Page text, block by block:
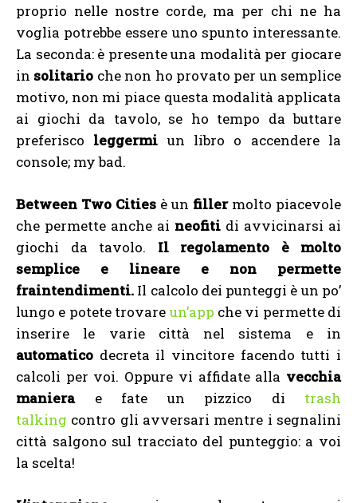
proprio nelle nostre corde, ma per chi ne ha
voglia potrebbe essere uno spunto interessante.
La seconda: è presente una modalità per giocare
in solitario che non ho provato per un semplice
motivo, non mi piace questa modalità applicata
ai giochi da tavolo, se ho tempo da buttare
preferisco leggermi un libro o accendere la
console; my bad.
Between Two Cities è un fillermolto piacevole
che permette anche ai neofiti di avvicinarsi ai
giochi da tavolo. Il regolamento è molto
semplice e lineare e non permette
fraintendimenti. Il calcolo dei punteggi è un po’
lungo e potete trovare un’app che vi permette di
inserire le varie città nel sistema e in
automatico decreta il vincitore facendo tutti i
calcoli per voi. Oppure vi affidate alla vecchia
manierae fate un pizzico di trash
talking contro gli avversari mentre i segnalini
città salgono sul tracciato del punteggio: a voi
la scelta!